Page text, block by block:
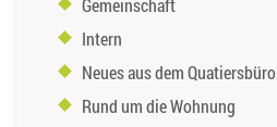
Gemeinschaft
Intern
Neues aus dem Quatiersbüro
Rund um die Wohnung